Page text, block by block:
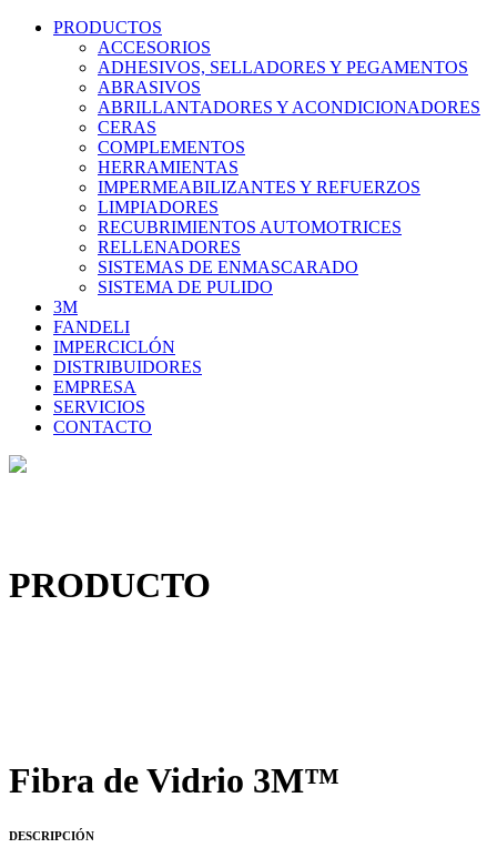
PRODUCTOS
ACCESORIOS
ADHESIVOS, SELLADORES Y PEGAMENTOS
ABRASIVOS
ABRILLANTADORES Y ACONDICIONADORES
CERAS
COMPLEMENTOS
HERRAMIENTAS
IMPERMEABILIZANTES Y REFUERZOS
LIMPIADORES
RECUBRIMIENTOS AUTOMOTRICES
RELLENADORES
SISTEMAS DE ENMASCARADO
SISTEMA DE PULIDO
3M
FANDELI
IMPERCICLÓN
DISTRIBUIDORES
EMPRESA
SERVICIOS
CONTACTO
PRODUCTO
Fibra de Vidrio 3M™
DESCRIPCIÓN